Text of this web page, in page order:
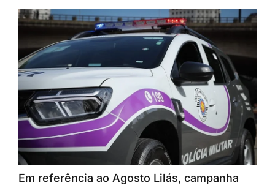
Em referência ao Agosto Lilás, campanha